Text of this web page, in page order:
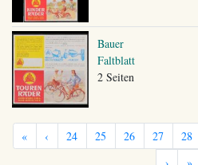
Bauer
Faltblatt
2 Seiten
« ‹ 24 25 26 27 28
›
»